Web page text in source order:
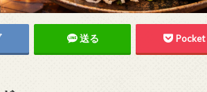
送る Pocket